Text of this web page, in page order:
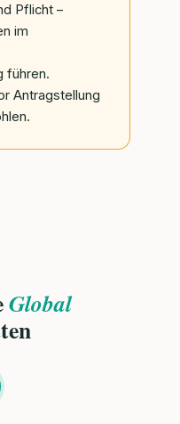
Pflicht –
im
führen.
Antragstellung
Global